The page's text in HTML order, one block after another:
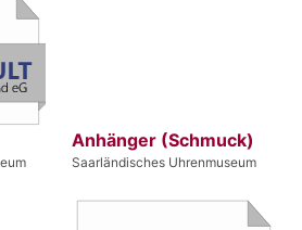
Anhänger (Schmuck)
Saarländisches Uhrenmuseum